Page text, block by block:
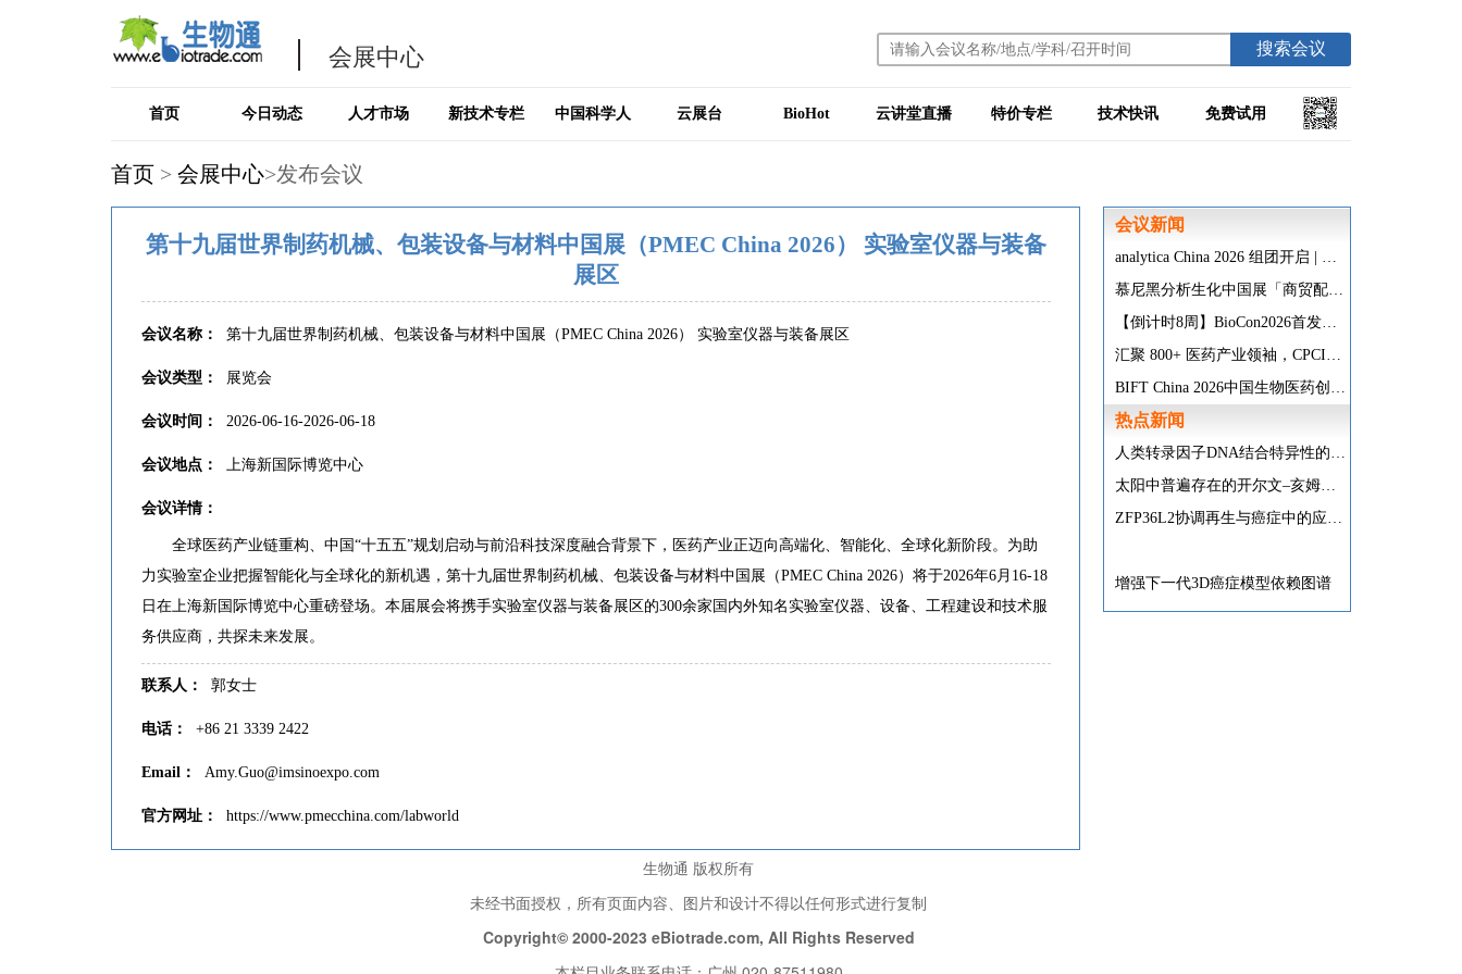
会展中心 搜索会议
首页 今日动态 人才市场 新技术专栏 中国科学人 云展台 BioHot 云讲堂直播 特价专栏 技术快讯 免费试用
首页 > 会展中心>发布会议
第十九届世界制药机械、包装设备与材料中国展（PMEC China 2026） 实验室仪器与装备
展区
会议名称： 第十九届世界制药机械、包装设备与材料中国展（PMEC China 2026） 实验室仪器与装备展区
会议类型： 展览会
会议时间： 2026-06-16-2026-06-18
会议地点： 上海新国际博览中心
会议详情：
全球医药产业链重构、中国“十五五”规划启动与前沿科技深度融合背景下，医药产业正迈向高端化、智能化、全球化新阶段。为助
力实验室企业把握智能化与全球化的新机遇，第十九届世界制药机械、包装设备与材料中国展（PMEC China 2026）将于2026年6月16-18
日在上海新国际博览中心重磅登场。本届展会将携手实验室仪器与装备展区的300余家国内外知名实验室仪器、设备、工程建设和技术服
务供应商，共探未来发展。
联系人： 郭女士
电话： +86 21 3339 2422
Email： Amy.Guo@imsinoexpo.com
官方网址： https://www.pmecchina.com/labworld
会议新闻
analytica China 2026 组团开启 | 福利加码， 5人即成团！
慕尼黑分析生化中国展「商贸配对」重磅升级，帮您精准锁定心仪展商！
【倒计时8周】BioCon2026首发议程公布，200+讲者/3000+行业精英，9月上海已就位！
汇聚 800+ 医药产业领袖，CPCIC 医药商业化创新大会聚焦营销、供应链、支付健康险三大赛道
BIFT China 2026中国生物医药创新与前沿技术峰会，12月聚焦上海！共探抗体及ADC药物研发突破与工艺创新！
热点新闻
人类转录因子DNA结合特异性的扩展密码本
太阳中普遍存在的开尔文–亥姆霍兹不稳定性驱动等离子体混合
ZFP36L2协调再生与癌症中的应激适应性可塑性
增强下一代3D癌症模型依赖图谱
生物通 版权所有
未经书面授权，所有页面内容、图片和设计不得以任何形式进行复制
Copyright© 2000-2023 eBiotrade.com, All Rights Reserved